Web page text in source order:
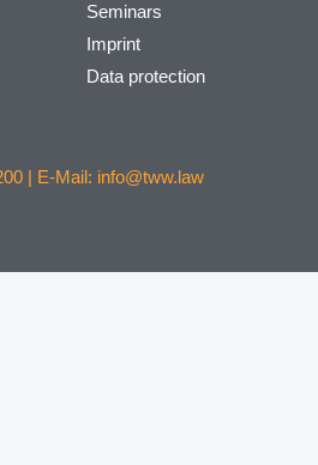
Seminars
Imprint
Data protection
| E-Mail: info@tww.law